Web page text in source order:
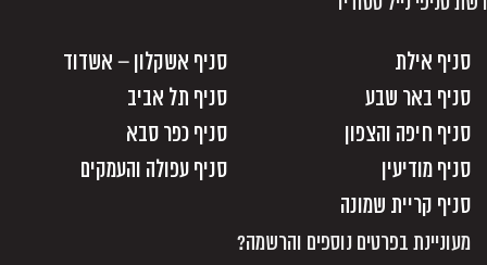
סניף אילת
סניף אשקלון – אשדוד
סניף באר שבע
סניף תל אביב
סניף חיפה והצפון
סניף כפר סבא
סניף מודיעין
סניף עפולה והעמקים
סניף קריית שמונה
מעוניינת בפרטים נוספים והרשמה?